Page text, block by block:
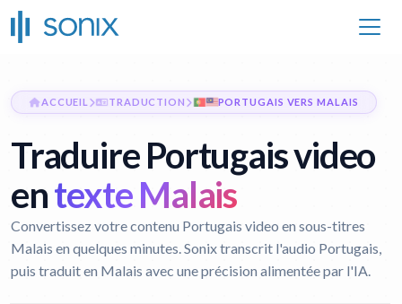
ACCUEIL TRADUCTION PORTUGAIS VERS MALAIS
Traduire Portugais video
entexte Malais
Convertissez votre contenu Portugais video en sous-titres
Malais en quelques minutes. Sonix transcrit l'audio Portugais,
puis traduit en Malais avec une précision alimentée par l'IA.